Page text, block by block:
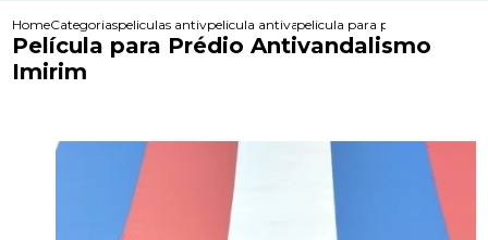
HomeCategoriaspeliculas antivandalismopelicula antivandalismo incolor ps8
pelicula para predio
Película para Prédio Antivandalismo
Imirim